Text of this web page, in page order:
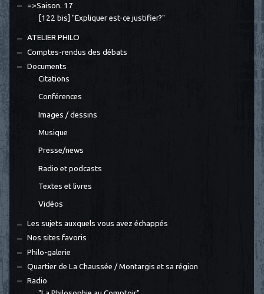
=>Saison. 17
[122 bis] "Expliquer est-ce justifier?"
ATELIER PHILO
Comptes-rendus des débats
Documents
Citations
Conférences
Images / dessins
Musique
Presse/news
Radio et podcasts
Textes et livres
Vidéos
Les sujets auxquels vous avez échappés
Nos sites favoris
Philo-galerie
Quartier de La Chaussée / Montargis et sa région
Radio